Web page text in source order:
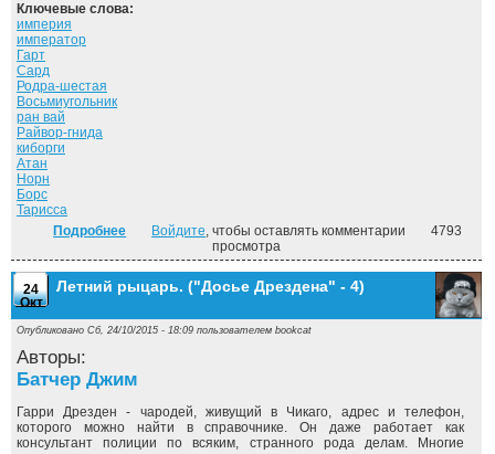
Ключевые слова:
империя
император
Гарт
Сард
Родра-шестая
Восьмиугольник
ран вай
Райвор-гнида
киборги
Атан
Норн
Борс
Тарисса
Подробнее о Воины Сарда ("Драконы Сарда" - 2)
Войдите, чтобы оставлять комментарии
4793
просмотра
24
Окт
Летний рыцарь. ("Досье Дрездена" - 4)
Опубликовано Сб, 24/10/2015 - 18:09 пользователем bookcat
Авторы:
Батчер Джим
Гарри Дрезден - чародей, живущий в Чикаго, адрес и телефон,
которого можно найти в справочнике. Он даже работает как
консультант полиции по всяким, странного рода делам. Многие